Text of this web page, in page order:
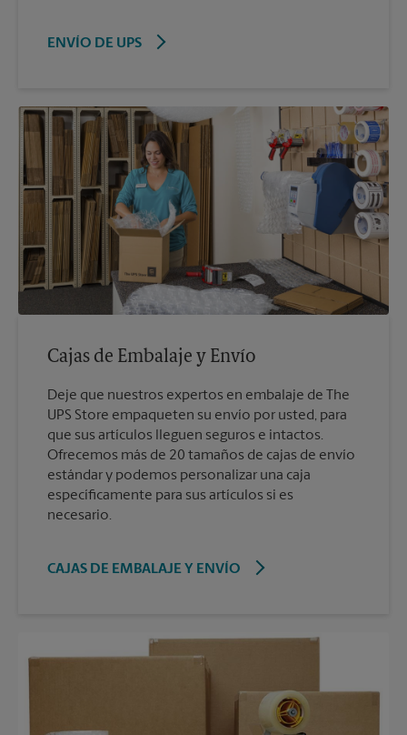
ENVÍO DE UPS
Cajas de Embalaje y Envío
Deje que nuestros expertos en embalaje de The
UPS Store empaqueten su envío por usted, para
que sus artículos lleguen seguros e intactos.
Ofrecemos más de 20 tamaños de cajas de envío
estándar y podemos personalizar una caja
específicamente para sus artículos si es
necesario.
CAJAS DE EMBALAJE Y ENVÍO